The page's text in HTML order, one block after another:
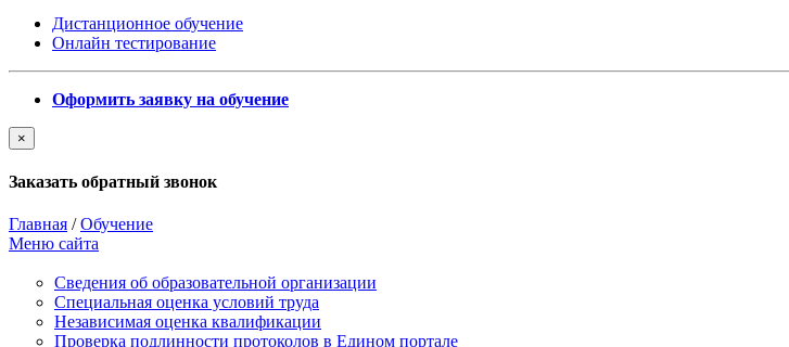
Дистанционное обучение
Онлайн тестирование
Оформить заявку на обучение
×
Заказать обратный звонок
Главная /Обучение
Меню сайта
Сведения об образовательной организации
Cпециальная оценка условий труда
Независимая оценка квалификации
Проверка подлинности протоколов в Едином портале